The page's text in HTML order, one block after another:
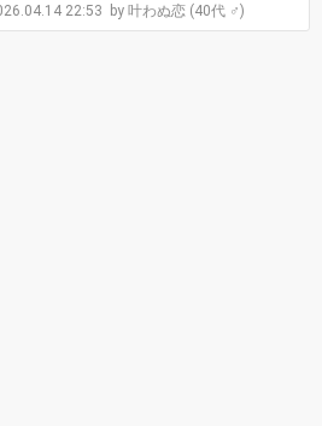
22:53 叶わぬ恋 (40代 ♂)